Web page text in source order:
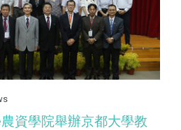
資學院舉辦京都大學教